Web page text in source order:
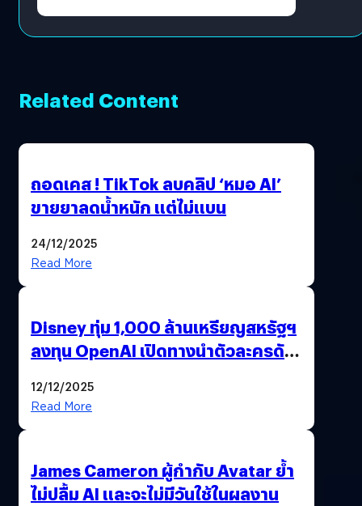
Related Content
ถอดเคส ! TikTok ลบคลิป ‘หมอ AI’
ขายยาลดน้ำหนัก แต่ไม่แบน
24/12/2025
Read More
Disney ทุ่ม 1,000 ล้านเหรียญสหรัฐฯ
ลงทุน OpenAI เปิดทางนำตัวละครดัง
12/12/2025
Read More
James Cameron ผู้กำกับ Avatar ย้ำ
ไม่ปลื้ม AI และจะไม่มีวันใช้ในผลงาน